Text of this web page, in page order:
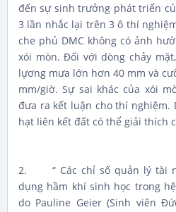
đến sự sinh trưởng phát triển
3 lần nhắc lại trên 3 ô thí
che phủ DMC không có ảnh
xói mòn. Đối với dòng chảy
lựơng mưa lớn hơn 40 mm và
mm/giờ. Sự sai khác của xói
đưa ra kết luận cho thí nghiệm.
hạt liên kết đất có thể giải thích
2. “ Các chỉ số quản lý tài
dụng hầm khí sinh học trong
do Pauline Geier (Sinh viên